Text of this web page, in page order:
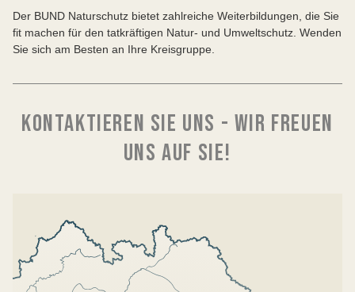
Der BUND Naturschutz bietet zahlreiche Weiterbildungen, die Sie
fit machen für den tatkräftigen Natur- und Umweltschutz. Wenden
Sie sich am Besten an Ihre Kreisgruppe.
KONTAKTIEREN SIE UNS - WIR FREUEN
UNS AUF SIE!